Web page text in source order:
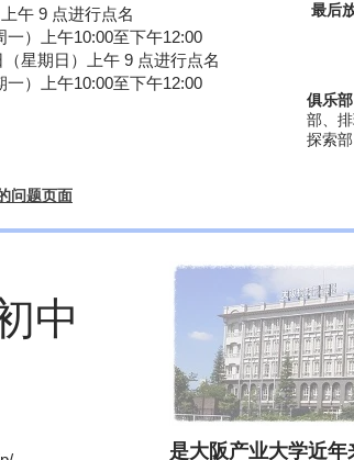
午 9 点进行点名
一）上午10:00至下午12:00
星期日）上午 9 点进行点名
一）上午10:00至下午12:00
最后
俱乐部
部、
探索部
问题页面
中
是大阪产业大学近